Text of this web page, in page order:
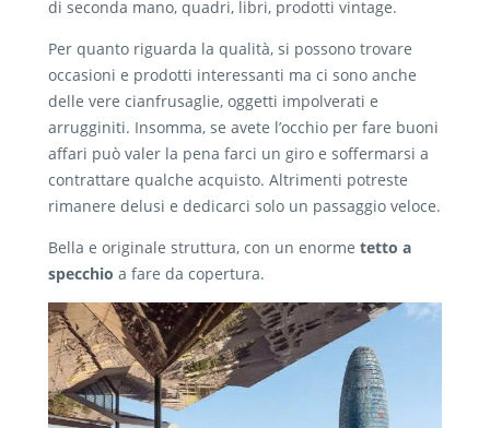
di seconda mano, quadri, libri, prodotti vintage.
Per quanto riguarda la qualità, si possono trovare
occasioni e prodotti interessanti ma ci sono anche
delle vere cianfrusaglie, oggetti impolverati e
arrugginiti. Insomma, se avete l’occhio per fare buoni
affari può valer la pena farci un giro e soffermarsi a
contrattare qualche acquisto. Altrimenti potreste
rimanere delusi e dedicarci solo un passaggio veloce.
Bella e originale struttura, con un enorme tetto a
specchio a fare da copertura.